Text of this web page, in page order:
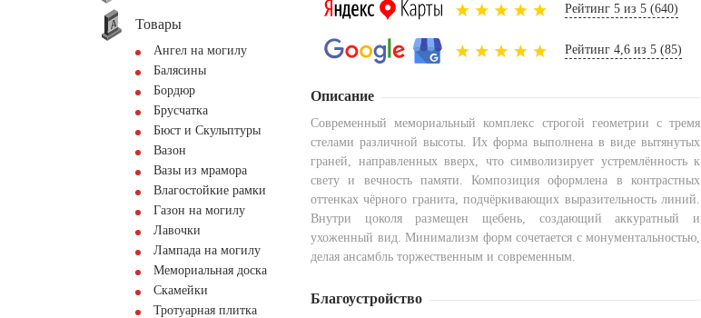
Товары
Ангел на могилу
Балясины
Бордюр
Брусчатка
Бюст и Скульптуры
Вазон
Вазы из мрамора
Влагостойкие рамки
Газон на могилу
Лавочки
Лампада на могилу
Мемориальная доска
Скамейки
Тротуарная плитка
Рейтинг 5 из 5 (640)
Рейтинг 4,6 из 5 (85)
Описание
Современный мемориальный комплекс строгой геометрии с тремя
стелами различной высоты. Их форма выполнена в виде вытянутых
граней, направленных вверх, что символизирует устремлённость к
свету и вечность памяти. Композиция оформлена в контрастных
оттенках чёрного гранита, подчёркивающих выразительность линий.
Внутри цоколя размещен щебень, создающий аккуратный и
ухоженный вид. Минимализм форм сочетается с монументальностью,
делая ансамбль торжественным и современным.
Благоустройство